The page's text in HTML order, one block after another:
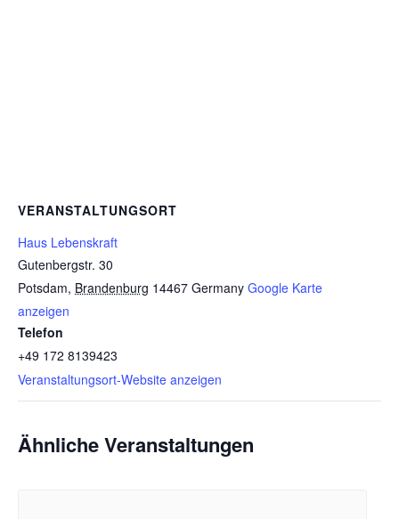
VERANSTALTUNGSORT
Haus Lebenskraft
Gutenbergstr. 30
Potsdam, Brandenburg 14467 Germany Google Karte
anzeigen
Telefon
+49 172 8139423
Veranstaltungsort-Website anzeigen
Ähnliche Veranstaltungen